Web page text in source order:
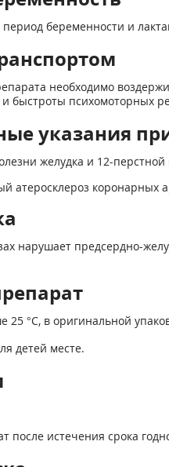
беременности и
необходимо
быстроты психомоторных
указания
желудка и 12-
атеросклероз коронарных
нарушает предсердно-
°С, в оригинальной
детей месте.
после истечения срока